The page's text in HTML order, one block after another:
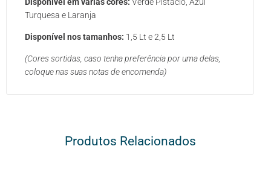
Turquesa e Laranja
Disponível nos tamanhos: 1,5 Lt e 2,5 Lt
(Cores sortidas, caso tenha preferência por uma delas,
coloque nas suas notas de encomenda)
Produtos Relacionados